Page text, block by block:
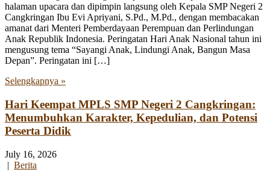
halaman upacara dan dipimpin langsung oleh Kepala SMP Negeri 2
Cangkringan Ibu Evi Apriyani, S.Pd., M.Pd., dengan membacakan
amanat dari Menteri Pemberdayaan Perempuan dan Perlindungan
Anak Republik Indonesia. Peringatan Hari Anak Nasional tahun ini
mengusung tema “Sayangi Anak, Lindungi Anak, Bangun Masa
Depan”. Peringatan ini […]
Selengkapnya »
Hari Keempat MPLS SMP Negeri 2 Cangkringan:
Menumbuhkan Karakter, Kepedulian, dan Potensi
Peserta Didik
July 16, 2026
| Berita